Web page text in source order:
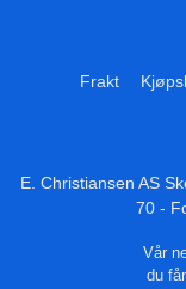
Frakt
E. Christiansen AS
70-
Vår
du